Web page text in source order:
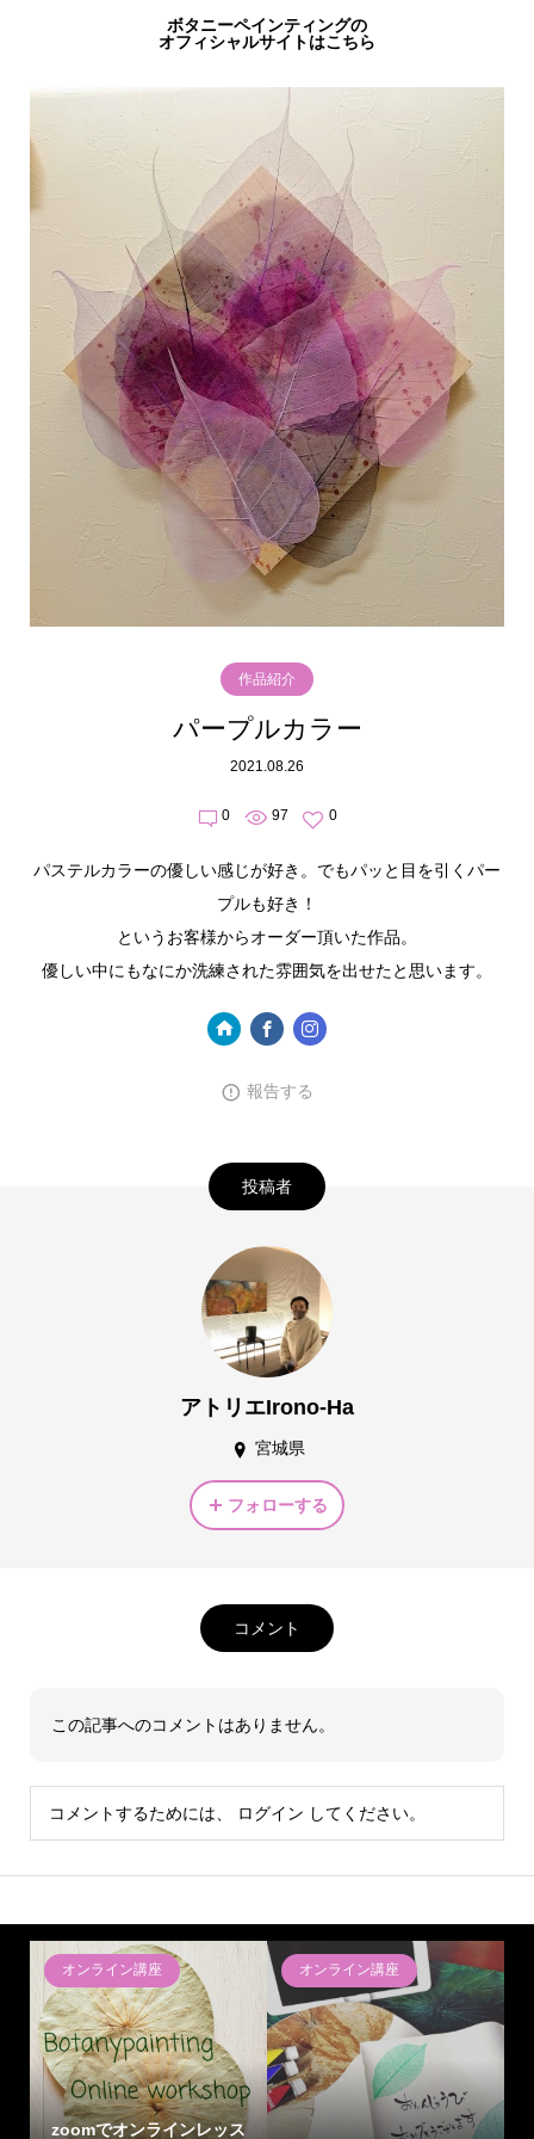
ボタニーペインティングの
オフィシャルサイトはこちら
作品紹介
パープルカラー
2021.08.26
0 97 0
パステルカラーの優しい感じが好き。でもパッと目を引くパー
プルも好き！
というお客様からオーダー頂いた作品。
優しい中にもなにか洗練された雰囲気を出せたと思います。
報告する
投稿者
アトリエIrono-Ha
宮城県
フォローする
コメント
この記事へのコメントはありません。
コメントするためには、 ログイン してください。
オンライン講座
zoomでオンラインレッス
オンライン講座